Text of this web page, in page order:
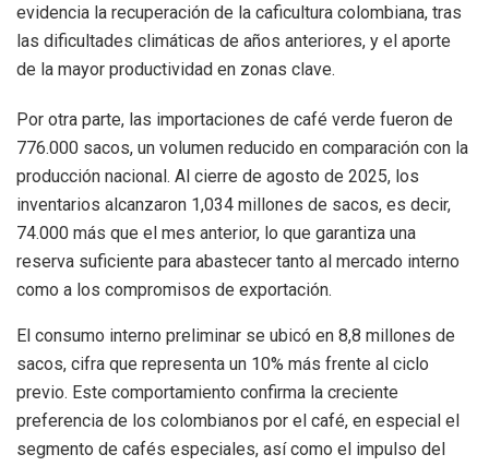
evidencia la recuperación de la caficultura colombiana, tras
las dificultades climáticas de años anteriores, y el aporte
de la mayor productividad en zonas clave.
Por otra parte, las importaciones de café verde fueron de
776.000 sacos, un volumen reducido en comparación con la
producción nacional. Al cierre de agosto de 2025, los
inventarios alcanzaron 1,034 millones de sacos, es decir,
74.000 más que el mes anterior, lo que garantiza una
reserva suficiente para abastecer tanto al mercado interno
como a los compromisos de exportación.
El consumo interno preliminar se ubicó en 8,8 millones de
sacos, cifra que representa un 10% más frente al ciclo
previo. Este comportamiento confirma la creciente
preferencia de los colombianos por el café, en especial el
segmento de cafés especiales, así como el impulso del